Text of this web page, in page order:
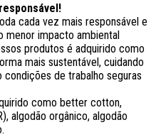
cada vez mais responsável e
impacto ambiental
produtos é adquirido como
mais sustentável, cuidando
de trabalho seguras
como better cotton,
algodão orgânico, algodão